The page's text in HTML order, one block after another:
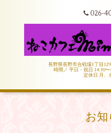
026-
長野県長野市合戦場1丁目
時間／ 平日・祝日 14:30〜
定休日 月、
お知